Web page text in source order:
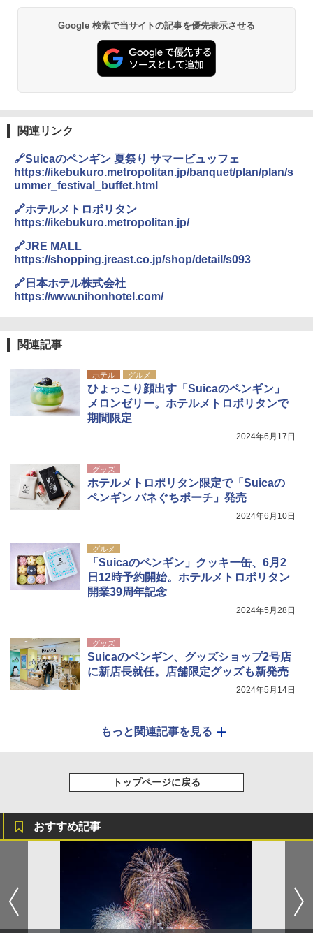
Google 検索で当サイトの記事を優先表示させる
関連リンク
🔗Suicaのペンギン 夏祭り サマービュッフェ
https://ikebukuro.metropolitan.jp/banquet/plan/plan/s
ummer_festival_buffet.html
🔗ホテルメトロポリタン
https://ikebukuro.metropolitan.jp/
🔗JRE MALL
https://shopping.jreast.co.jp/shop/detail/s093
🔗日本ホテル株式会社
https://www.nihonhotel.com/
関連記事
ホテル グルメ
ひょっこり顔出す「Suicaのペンギン」
メロンゼリー。ホテルメトロポリタンで
期間限定
2024年6月17日
グッズ
ホテルメトロポリタン限定で「Suicaの
ペンギン バネぐちポーチ」発売
2024年6月10日
グルメ
「Suicaのペンギン」クッキー缶、6月2
日12時予約開始。ホテルメトロポリタン
開業39周年記念
2024年5月28日
グッズ
Suicaのペンギン、グッズショップ2号店
に新店長就任。店舗限定グッズも新発売
2024年5月14日
もっと関連記事を見る
トップページに戻る
おすすめ記事